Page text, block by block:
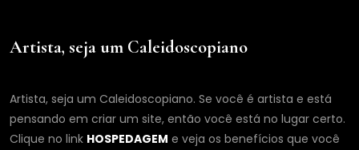
Artista, seja um Caleidoscopiano
Artista, seja um Caleidoscopiano. Se você é artista e está
pensando em criar um site, então você está no lugar certo.
Clique no link HOSPEDAGEM e veja os benefícios que você